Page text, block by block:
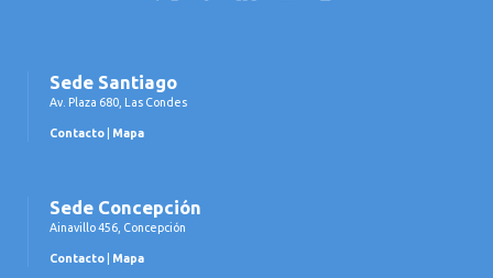
Sede Santiago
Av. Plaza 680, Las Condes
Contacto Mapa
Sede Concepción
Ainavillo 456, Concepción
Contacto Mapa